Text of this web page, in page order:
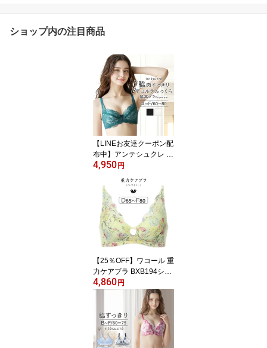
ショップ内の注目商品
【LINEお友達クーポン配
布中】アンテシュクレ int
esucre 脇高ブラ Premiu
らデコルテメイク ABCD
EFカップ アンダー60/65/
70/75/80cm TBT002B
4,950 円
【25％OFF】ワコール 重
力ケアブラ BXB194シリ
ーズ ノンワイヤーブラ D
EFカップ アンダー65/70/
75/80/85cm BXB194
4,860 円